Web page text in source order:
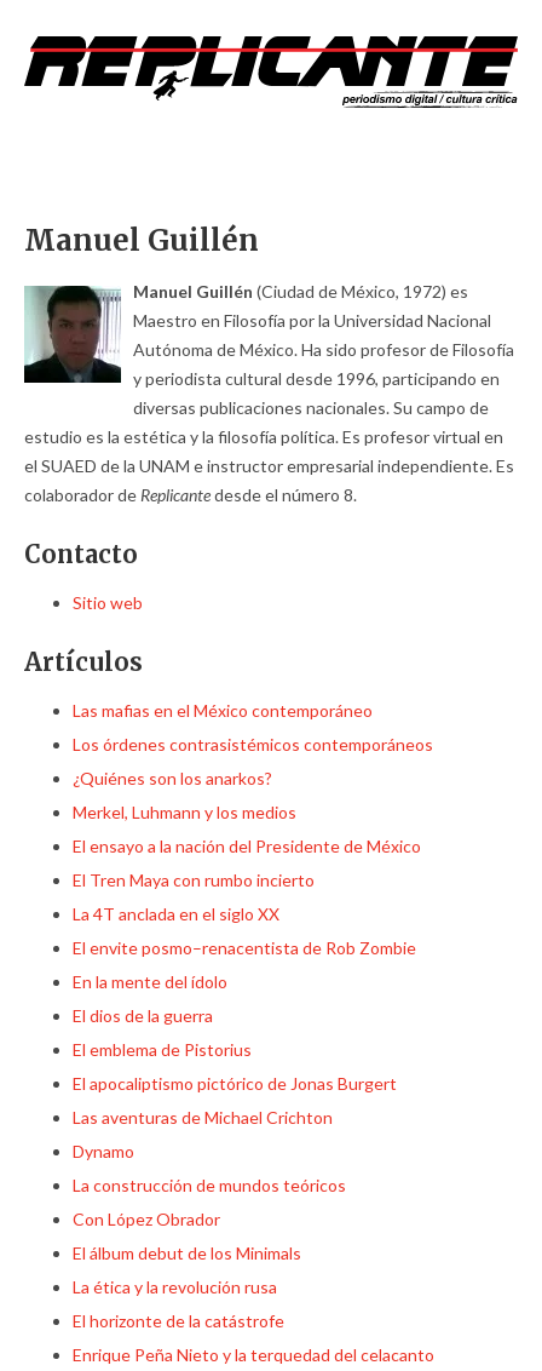
Manuel Guillén
Manuel Guillén (Ciudad de México, 1972) es
Maestro en Filosofía por la Universidad Nacional
Autónoma de México. Ha sido profesor de Filosofía
y periodista cultural desde 1996, participando en
diversas publicaciones nacionales. Su campo de
estudio es la estética y la filosofía política. Es profesor virtual en
el SUAED de la UNAM e instructor empresarial independiente. Es
colaborador de Replicantedesde el número 8.
Contacto
Sitio web
Artículos
Las mafias en el México contemporáneo
Los órdenes contrasistémicos contemporáneos
¿Quiénes son los anarkos?
Merkel, Luhmann y los medios
El ensayo a la nación del Presidente de México
El Tren Maya con rumbo incierto
La 4T anclada en el siglo XX
El envite posmo–renacentista de Rob Zombie
En la mente del ídolo
El dios de la guerra
El emblema de Pistorius
El apocaliptismo pictórico de Jonas Burgert
Las aventuras de Michael Crichton
Dynamo
La construcción de mundos teóricos
Con López Obrador
El álbum debut de los Minimals
La ética y la revolución rusa
El horizonte de la catástrofe
Enrique Peña Nieto y la terquedad del celacanto